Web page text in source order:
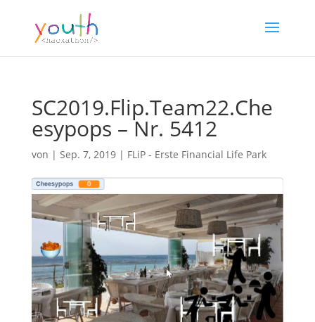
SC2019.Flip.Team22.Che
esypops – Nr. 5412
von | Sep. 7, 2019| FLiP - Erste Financial Life Park